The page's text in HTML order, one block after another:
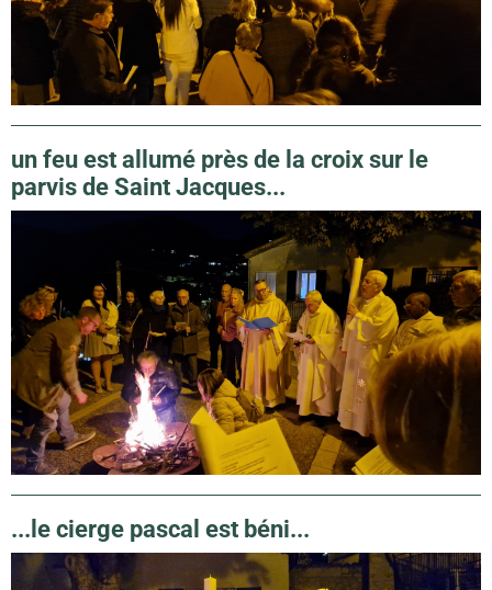
un feu est allumé près de la croix sur le
parvis de Saint Jacques...
...le cierge pascal est béni...